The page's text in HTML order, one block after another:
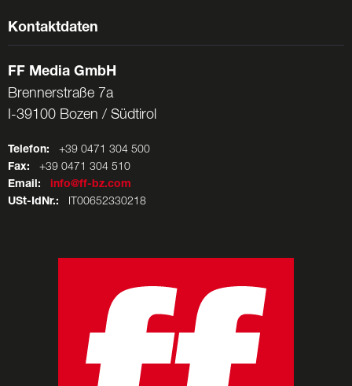
Kontaktdaten
FF Media GmbH
Brennerstraße 7a
I-39100 Bozen / Südtirol
Telefon: +39 0471 304 500
Fax: +39 0471 304 510
Email:
info@ff-bz.com
USt-IdNr.: IT00652330218